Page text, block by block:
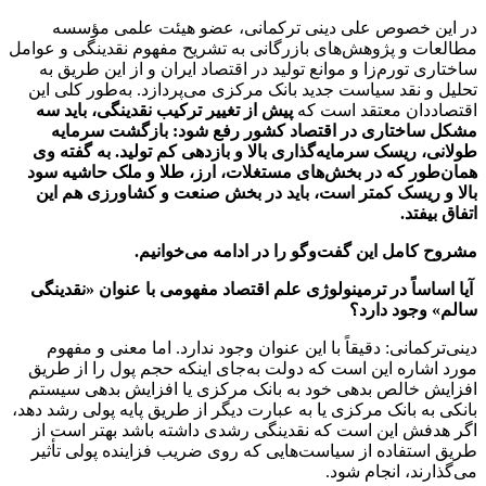
در این خصوص علی دینی ترکمانی، عضو هیئت علمی مؤسسه
مطالعات و پژوهش‌های بازرگانی به تشریح مفهوم نقدینگی و عوامل
ساختاری تورم‌زا و موانع تولید در اقتصاد ایران و از این طریق به
تحلیل و نقد سیاست جدید بانک مرکزی می‌پردازد. به‌طور کلی این
اقتصاددان معتقد است که پیش از تغییر ترکیب نقدینگی، باید سه
مشکل ساختاری در اقتصاد کشور رفع شود: بازگشت سرمایه
طولانی، ریسک سرمایه‌گذاری بالا و بازدهی کم تولید. به گفته وی
همان‌طور که در بخش‌های مستغلات، ارز، طلا و ملک حاشیه سود
بالا و ریسک کمتر است، باید در بخش صنعت و کشاورزی هم این
اتفاق بیفتد.
مشروح کامل این گفت‌وگو را در ادامه می‌خوانیم.
آیا اساساً در ترمینولوژی علم اقتصاد مفهومی با عنوان «نقدینگی
سالم» وجود دارد؟
دینی‌ترکمانی: دقیقاً با این عنوان وجود ندارد. اما معنی و مفهوم
مورد اشاره این است که دولت به‌جای اینکه حجم پول را از طریق
افزایش خالص بدهی خود به بانک مرکزی یا افزایش بدهی سیستم
بانکی به بانک مرکزی یا به عبارت دیگر از طریق پایه پولی رشد دهد،
اگر هدفش این است که نقدینگی رشدی داشته باشد بهتر است از
طریق استفاده از سیاست‌هایی که روی ضریب فزاینده پولی تأثیر
می‌گذارند، انجام شود.